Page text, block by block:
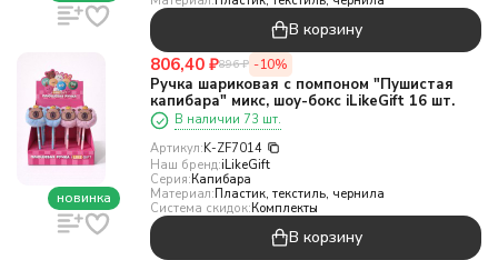
В корзину
новинка
806,40 ₽896 ₽ -10%
Ручка шариковая с помпоном "Пушистая
капибара" микс, шоу-бокс iLikeGift 16 шт.
В наличии 73 шт.
Артикул:K-ZF7014
Наш бренд:iLikeGift
Серия:Капибара
Материал:Пластик, текстиль, чернила
Система скидок:Комплекты
В корзину